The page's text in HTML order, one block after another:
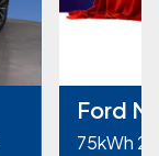
Ford
75kWh